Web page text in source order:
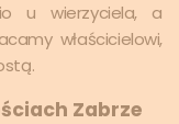
u wierzyciela, a
właścicielowi,
Zabrze